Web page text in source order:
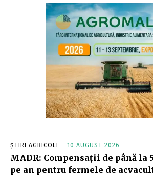
ȘTIRI AGRICOLE 10 AUGUST 2026
MADR: Compensaţii de până la
pe an pentru fermele de